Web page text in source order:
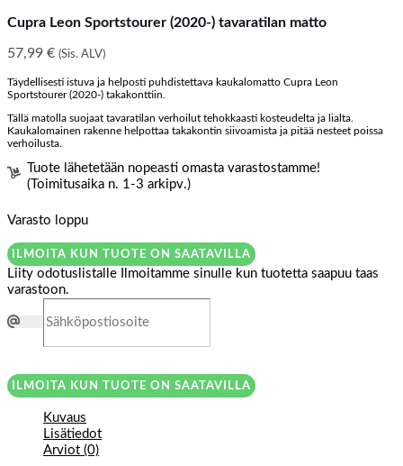
Cupra Leon Sportstourer (2020-) tavaratilan matto
57,99 € (Sis. ALV)
Täydellisesti istuva ja helposti puhdistettava kaukalomatto Cupra Leon
Sportstourer (2020-) takakonttiin.
Tällä matolla suojaat tavaratilan verhoilut tehokkaasti kosteudelta ja lialta.
Kaukalomainen rakenne helpottaa takakontin siivoamista ja pitää nesteet poissa
verhoilusta.
Tuote lähetetään nopeasti omasta varastostamme!
(Toimitusaika n. 1-3 arkipv.)
Varasto loppu
ILMOITA KUN TUOTE ON SAATAVILLA
Liity odotuslistalle
Ilmoitamme sinulle kun tuotetta saapuu taas
varastoon.
ILMOITA KUN TUOTE ON SAATAVILLA
Kuvaus
Lisätiedot
Arviot (0)